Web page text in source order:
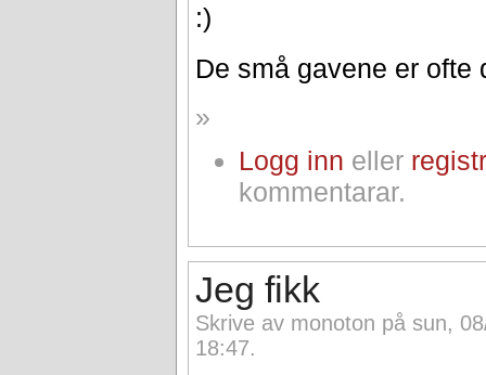
:)
De små gavene er ofte
»
Logg inn eller
kommentarar.
Jeg fikk
Skrive av monoton på sun,
18:47.